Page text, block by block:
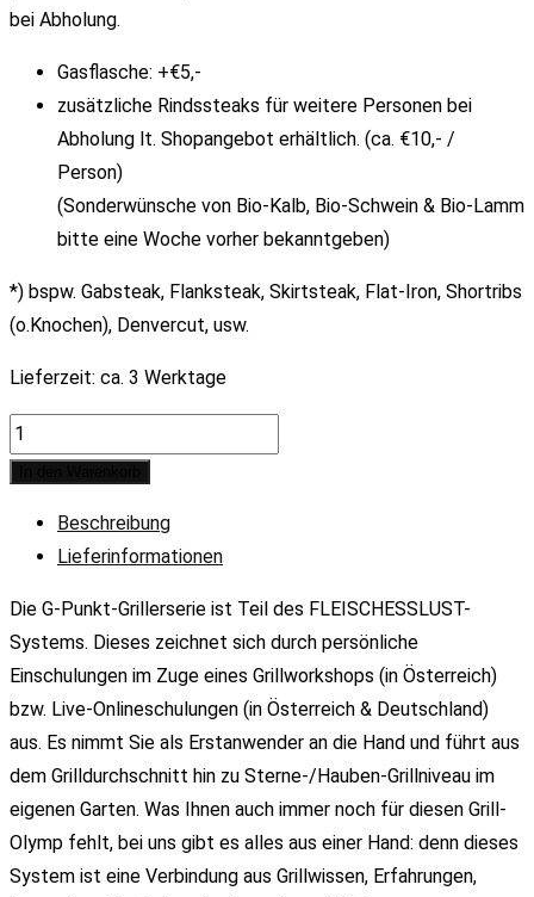
bei Abholung.
Gasflasche: +€5,-
zusätzliche Rindssteaks für weitere Personen bei
Abholung lt. Shopangebot erhältlich. (ca. €10,- /
Person)
(Sonderwünsche von Bio-Kalb, Bio-Schwein & Bio-Lamm
bitte eine Woche vorher bekanntgeben)
*) bspw. Gabsteak, Flanksteak, Skirtsteak, Flat-Iron, Shortribs
(o.Knochen), Denvercut, usw.
Lieferzeit: ca. 3 Werktage
Griller
(inkl.
6
Personen
mieten
fürs
Wochenende
quantity
Beschreibung
Lieferinformationen
Die G-Punkt-Grillerserie ist Teil des FLEISCHESSLUST-
Systems. Dieses zeichnet sich durch persönliche
Einschulungen im Zuge eines Grillworkshops (in Österreich)
bzw. Live-Onlineschulungen (in Österreich & Deutschland)
aus. Es nimmt Sie als Erstanwender an die Hand und führt aus
dem Grilldurchschnitt hin zu Sterne-/Hauben-Grillniveau im
eigenen Garten. Was Ihnen auch immer noch für diesen Grill-
Olymp fehlt, bei uns gibt es alles aus einer Hand: denn dieses
System ist eine Verbindung aus Grillwissen, Erfahrungen,